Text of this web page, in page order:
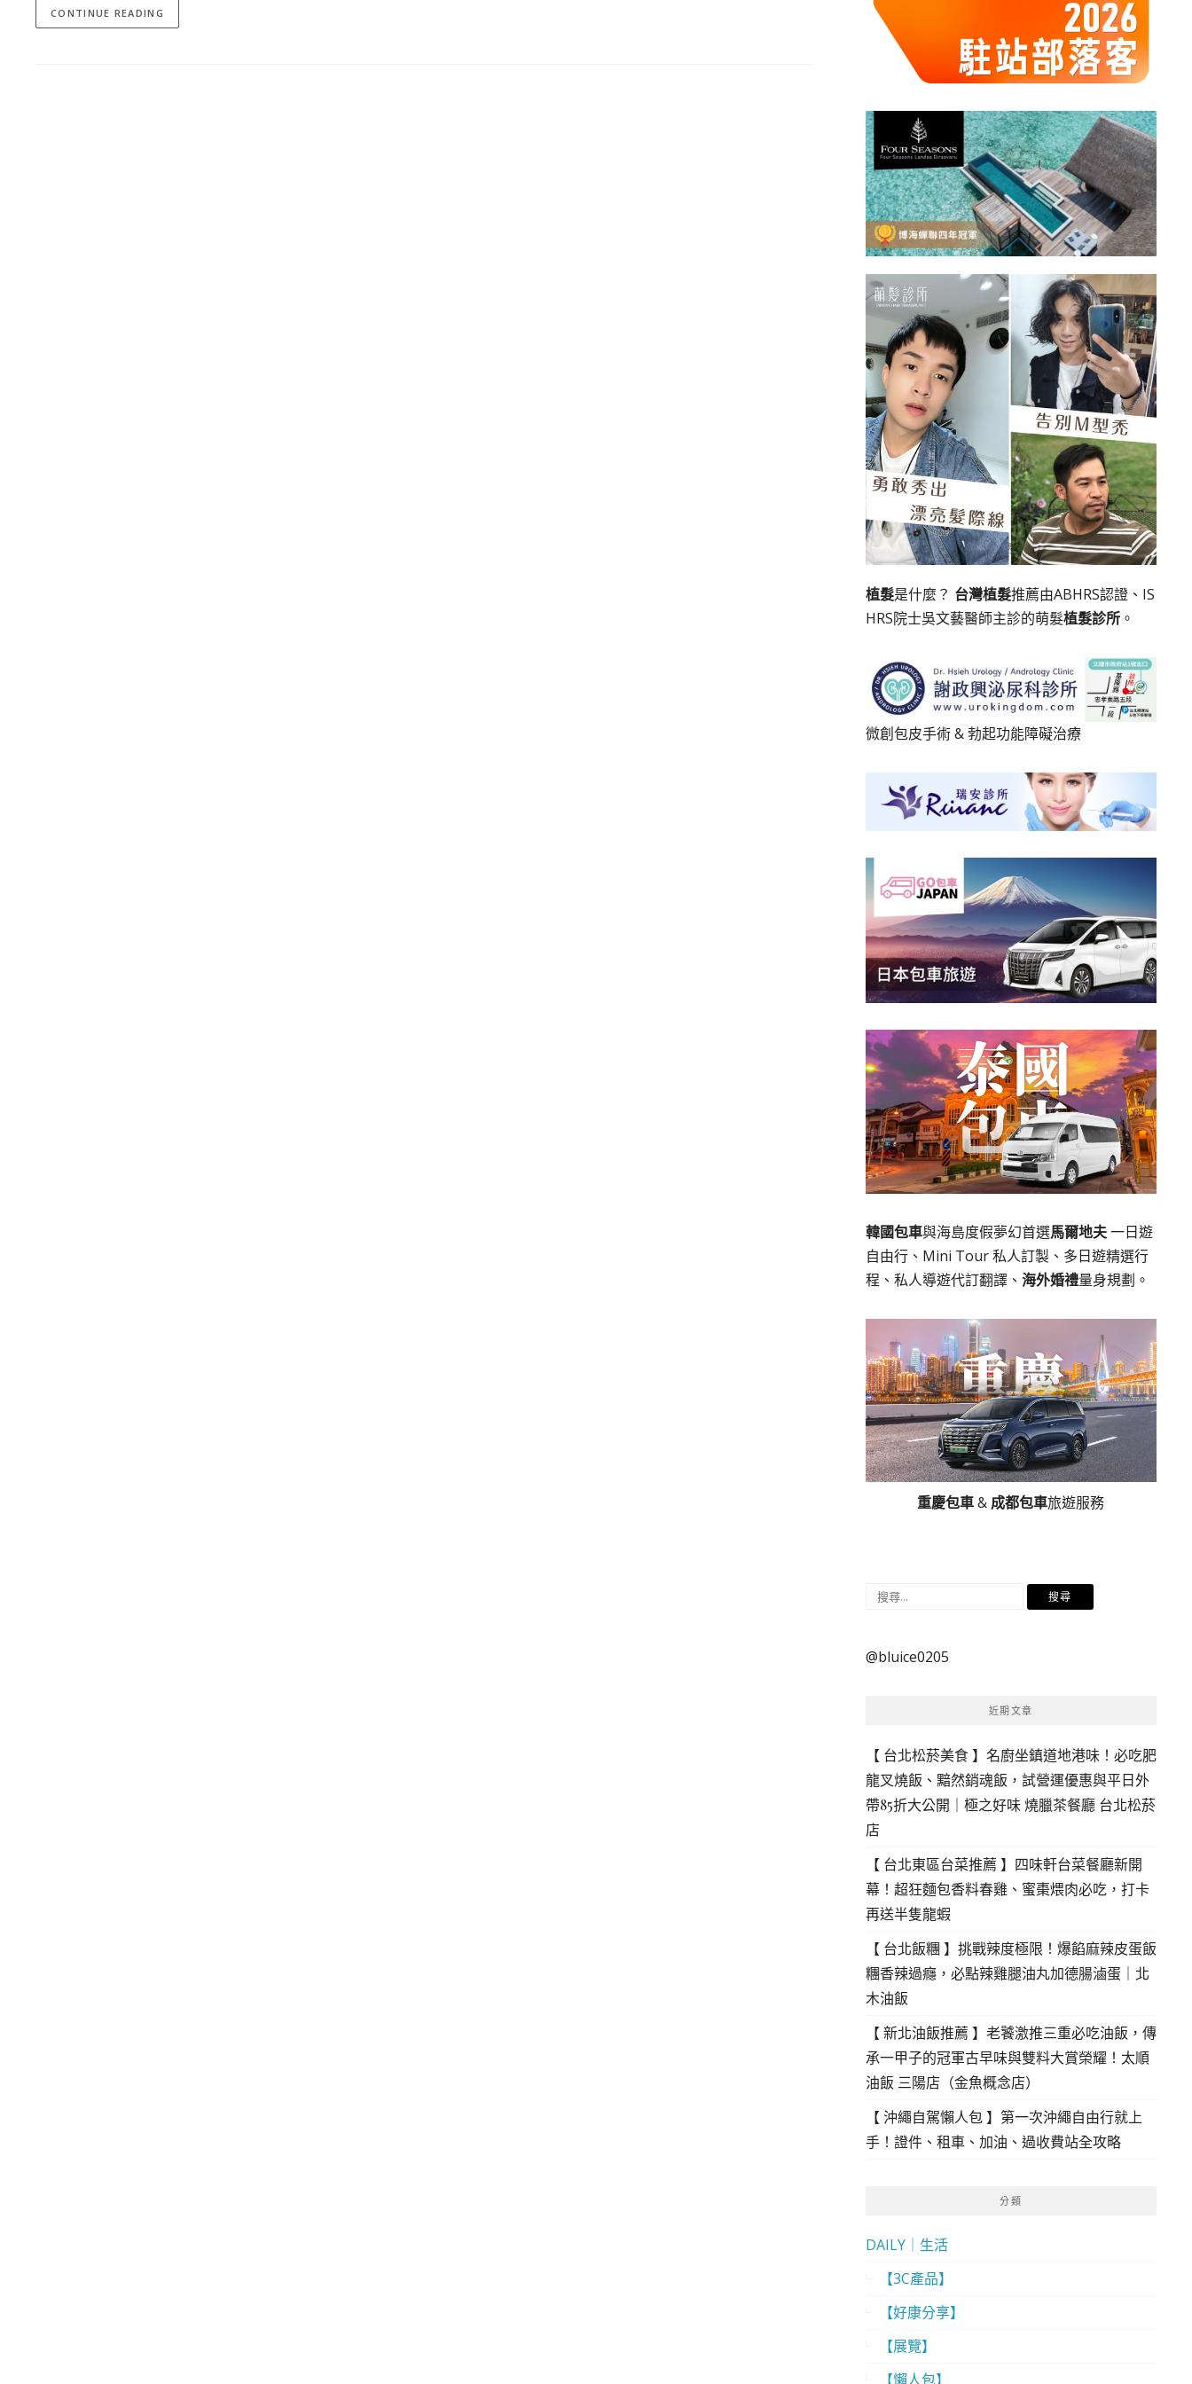
CONTINUE READING
植髮是什麼？ 台灣植髮推薦由ABHRS認證、IS
HRS院士吳文藝醫師主診的萌髮植髮診所。
微創包皮手術&勃起功能障礙治療
韓國包車與海島度假夢幻首選馬爾地夫一日遊
自由行、Mini Tour 私人訂製、多日遊精選行
程、私人導遊代訂翻譯、 海外婚禮量身規劃。
重慶包車& 成都包車旅遊服務
搜
鍵
@bluice0205
近期文章
【 台北松菸美食 】名廚坐鎮道地港味！必吃肥
龍叉燒飯、黯然銷魂飯，試營運優惠與平日外
帶85折大公開｜極之好味 燒臘茶餐廳 台北松菸
店
【 台北東區台菜推薦 】四味軒台菜餐廳新開
幕！超狂麵包香料春雞、蜜棗煨肉必吃，打卡
再送半隻龍蝦
【 台北飯糰 】挑戰辣度極限！爆餡麻辣皮蛋飯
糰香辣過癮，必點辣雞腿油丸加德腸滷蛋｜北
木油飯
【 新北油飯推薦 】老饕激推三重必吃油飯，傳
承一甲子的冠軍古早味與雙料大賞榮耀！太順
油飯 三陽店（金魚概念店）
【 沖繩自駕懶人包 】第一次沖繩自由行就上
手！證件、租車、加油、過收費站全攻略
分類
DAILY｜生活
【3C產品】
【好康分享】
【展覽】
【懶人包】